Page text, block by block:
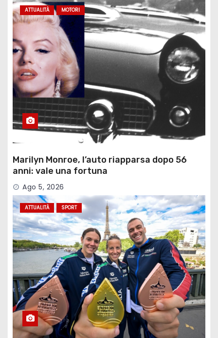
ATTUALITÀ MOTORI
Marilyn Monroe, l’auto riapparsa dopo 56
anni: vale una fortuna
Ago 5, 2026
ATTUALITÀ SPORT